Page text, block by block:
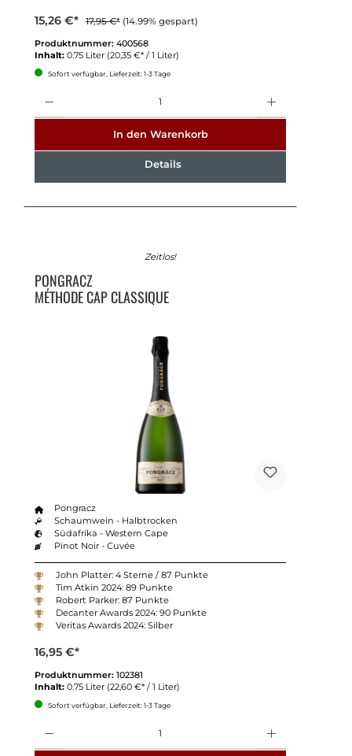
15,26 €* 17,95 €* (14.99% gespart)
Produktnummer: 400568
Inhalt: 0.75 Liter (20,35 €* / 1 Liter)
Sofort verfügbar, Lieferzeit: 1-3 Tage
In den Warenkorb
Details
Zeitlos!
PONGRACZ
MÉTHODE CAP CLASSIQUE
Pongracz
Schaumwein - Halbtrocken
Südafrika - Western Cape
Pinot Noir - Cuvée
John Platter: 4 Sterne / 87 Punkte
Tim Atkin 2024: 89 Punkte
Robert Parker: 87 Punkte
Decanter Awards 2024: 90 Punkte
Veritas Awards 2024: Silber
16,95 €*
Produktnummer: 102381
Inhalt: 0.75 Liter (22,60 €* / 1 Liter)
Sofort verfügbar, Lieferzeit: 1-3 Tage